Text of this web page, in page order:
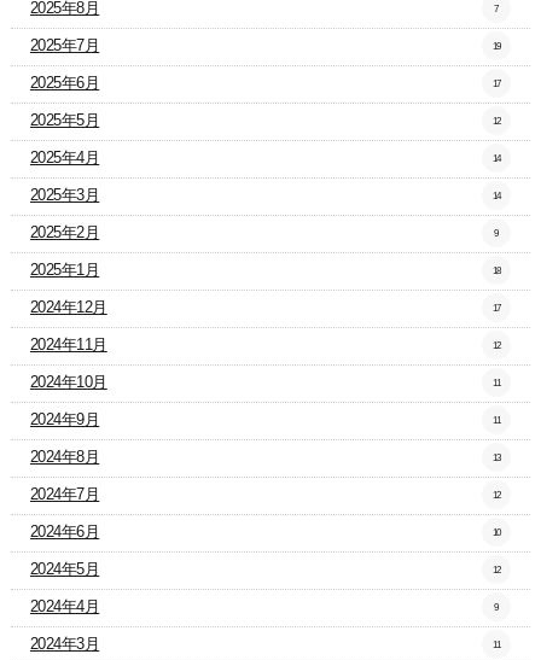
2025年8月 7
2025年7月 19
2025年6月 17
2025年5月 12
2025年4月 14
2025年3月 14
2025年2月 9
2025年1月 18
2024年12月 17
2024年11月 12
2024年10月 11
2024年9月 11
2024年8月 13
2024年7月 12
2024年6月 10
2024年5月 12
2024年4月 9
2024年3月 11